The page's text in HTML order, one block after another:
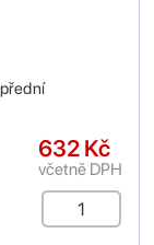
632 Kč
včetně DPH